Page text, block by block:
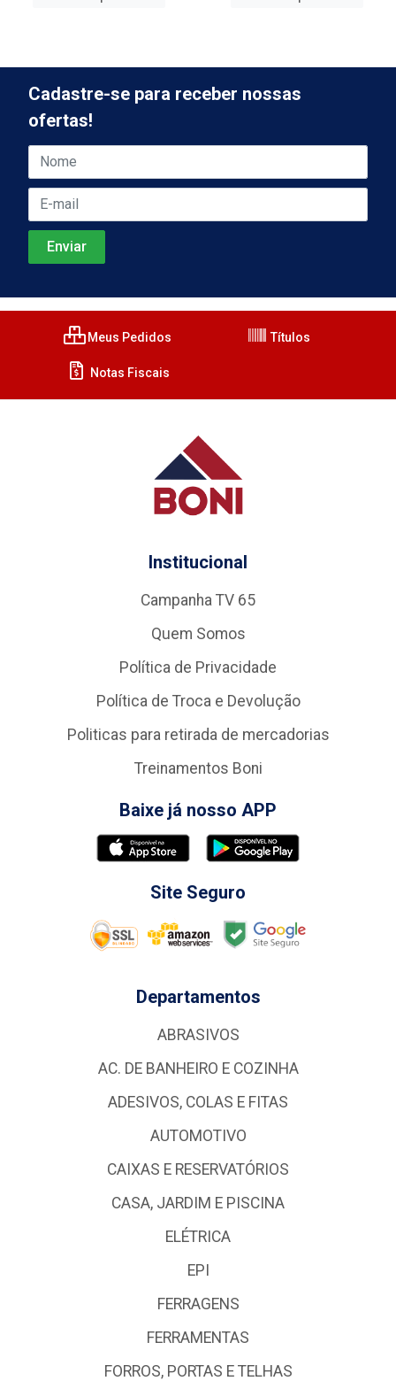
Cadastre-se para receber nossas
ofertas!
Meus Pedidos Títulos
Notas Fiscais
Institucional
Campanha TV 65
Quem Somos
Política de Privacidade
Política de Troca e Devolução
Politicas para retirada de mercadorias
Treinamentos Boni
Baixe já nosso APP
Site Seguro
Departamentos
ABRASIVOS
AC. DE BANHEIRO E COZINHA
ADESIVOS, COLAS E FITAS
AUTOMOTIVO
CAIXAS E RESERVATÓRIOS
CASA, JARDIM E PISCINA
ELÉTRICA
EPI
FERRAGENS
FERRAMENTAS
FORROS, PORTAS E TELHAS